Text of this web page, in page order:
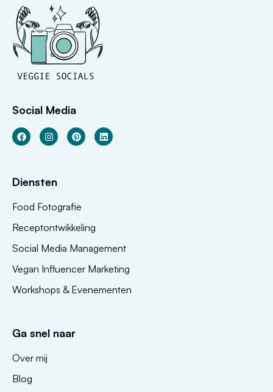
Social Media
Diensten
Food Fotografie
Receptontwikkeling
Social Media Management
Vegan Influencer Marketing
Workshops & Evenementen
Ga snel naar
Over mij
Blog